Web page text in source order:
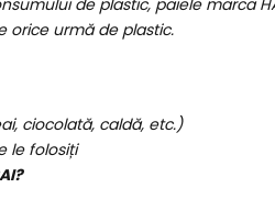
de plastic, paiele marca
orice urmă de plastic.
ciocolată, caldă, etc.)
le folosiți